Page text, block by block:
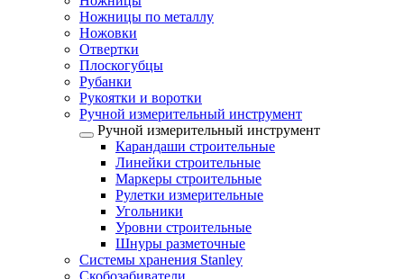
Ножницы по металлу
Ножовки
Отвертки
Плоскогубцы
Рубанки
Рукоятки и воротки
Ручной измерительный инструмент
Ручной измерительный инструмент
Карандаши строительные
Линейки строительные
Маркеры строительные
Рулетки измерительные
Угольники
Уровни строительные
Шнуры разметочные
Системы хранения Stanley
Скобозабиватели